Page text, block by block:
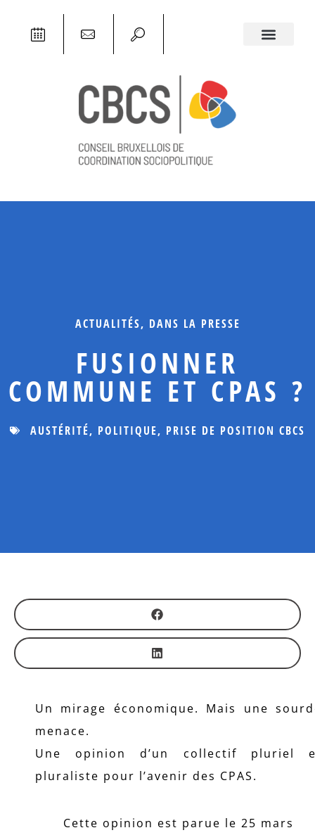
ACTUALITÉS, DANS LA PRESSE
FUSIONNER
COMMUNE ET CPAS ?
AUSTÉRITÉ, POLITIQUE, PRISE DE POSITION CBCS
Un mirage économique. Mais une
menace.
Une opinion d’un collectif pluriel
pluraliste pour l’avenir des CPAS.
Cette opinion est parue le 25 mars